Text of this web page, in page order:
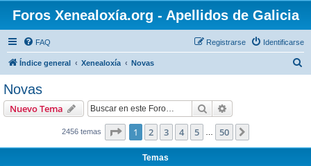
Foros Xenealoxía.org - Apellidos de Galicia
FAQ Identificarse
Registrarse
Índice general Xenealoxía Novas
Novas
Nuevo Tema Buscar
2456 temas Página de 50
1 2 3 4 5 50
Temas